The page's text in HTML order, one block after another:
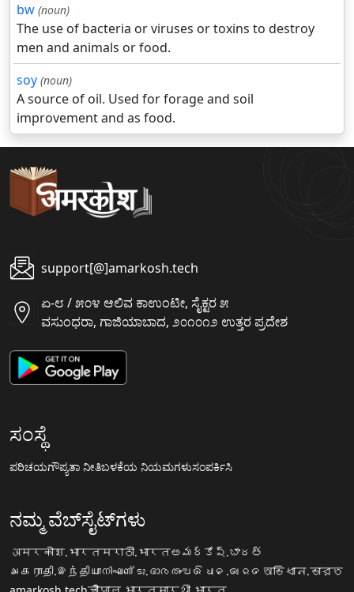
bw (noun)
The use of bacteria or viruses or toxins to destroy
men and animals or food.
soy (noun)
A source of oil. Used for forage and soil
improvement and as food.
support[@]amarkosh.tech
ಏ-೮ / ೫೦೪ ಆಲಿವ ಕಾಉಂಟೀ, ಸೈಕ್ಟರ ೫
ವಸುಂಧರಾ, ಗಾಜಿಯಾಬಾದ, ೨೦೧೦೧೨ ಉತ್ತರ ಪ್ರದೇಶ
ಸಂಸ್ಥೆ
ಪರಿಚಯಗೌಪ್ಯತಾ ನೀತಿಬಳಕೆಯ ನಿಯಮಗಳುಸಂಪರ್ಕಿಸಿ
ನಮ್ಮ ವೆಬ್‌ಸೈಟ್‌ಗಳು
अमरकोश.भारतमराठी.भारतఅమర్కోష్.భారత్
அகராதி.இந்தியாനിഘണ്ടു.ഭാരതംଅଭିଧାନ.ଭାରତ অভিধান.ভারত